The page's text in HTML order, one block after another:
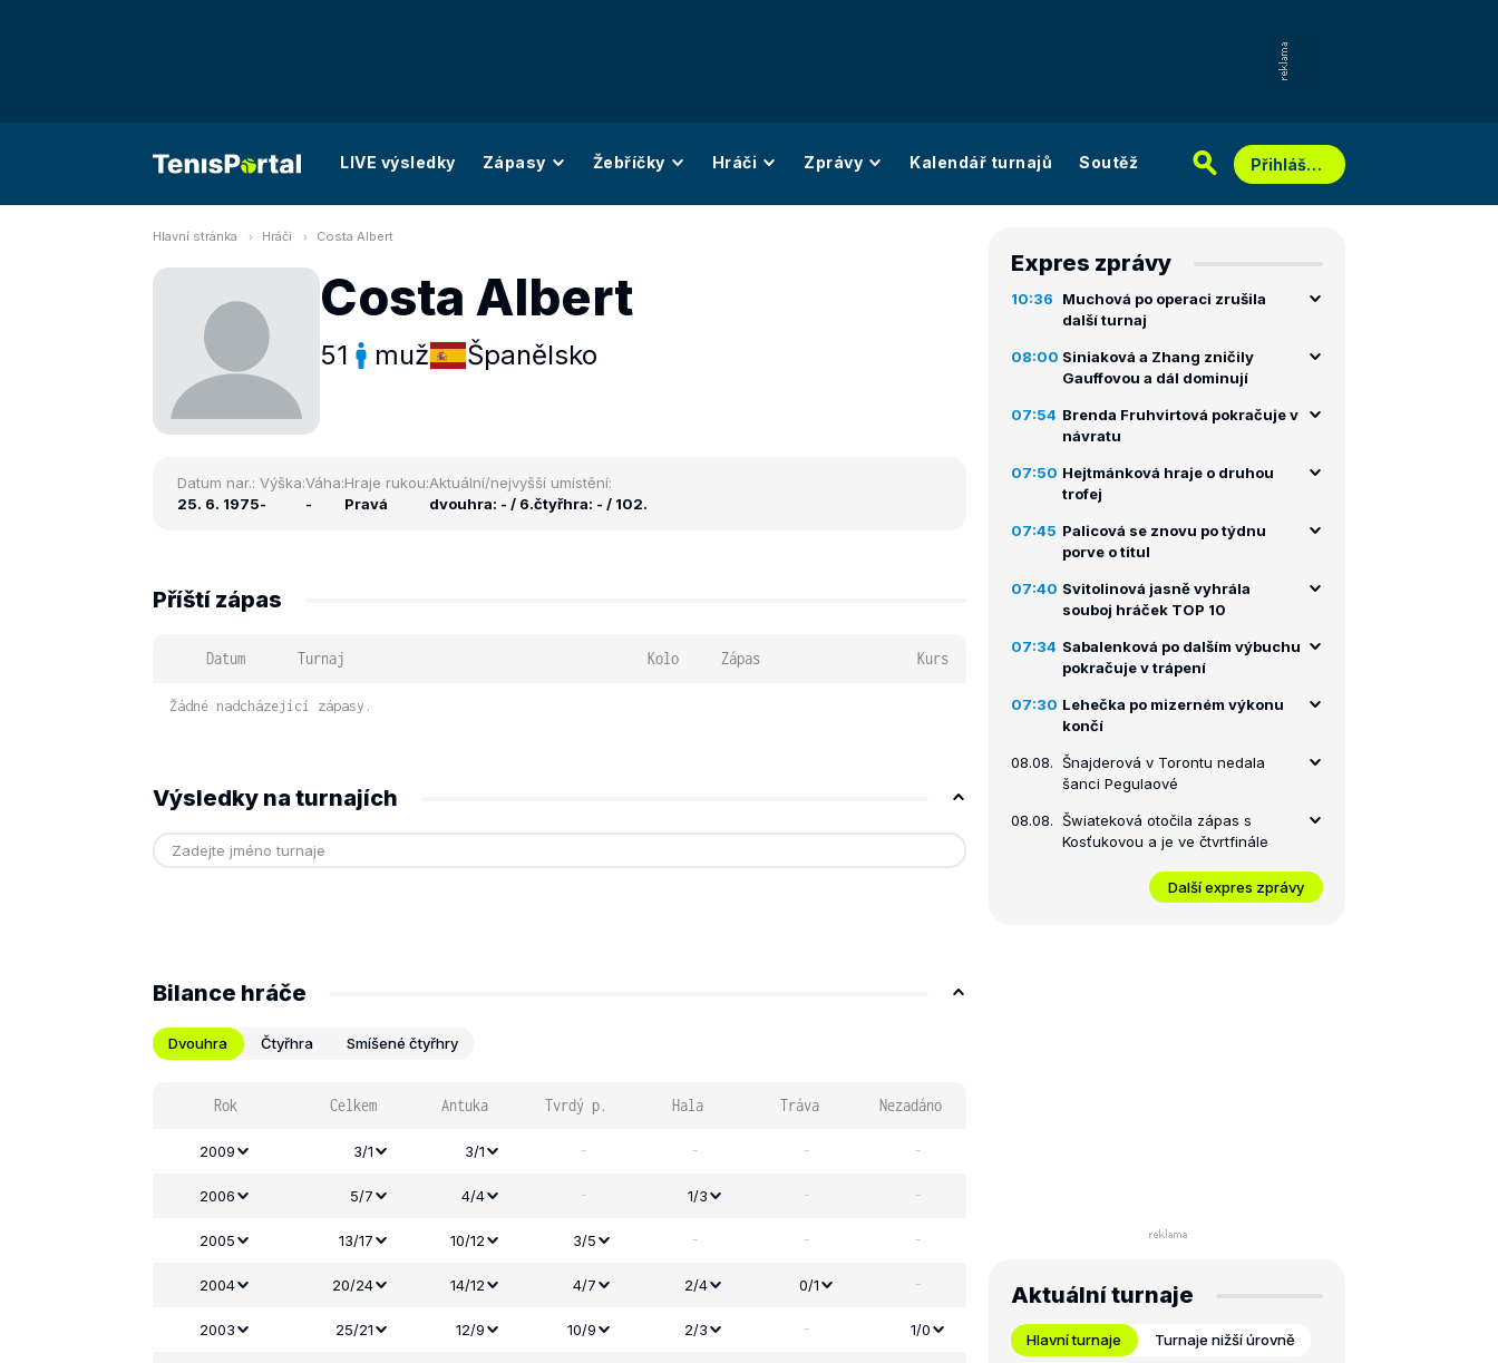
LIVE výsledky Zápasy Žebříčky Hráči Zprávy Kalendář turnajů Soutěž Přihlášení
Hlavní stránka Hráči Costa Albert
Costa Albert
51 muž Španělsko
Datum nar.:
25. 6. 1975
Výška:
-
Váha:
-
Hraje rukou:
Pravá
Aktuální/nejvyšší umístění:
dvouhra: - / 6.čtyřhra: - / 102.
Příští zápas
Datum Turnaj Kolo Zápas Kurs
Žádné nadcházející zápasy.
Výsledky na turnajích
Bilance hráče
Dvouhra Čtyřhra Smíšené čtyřhry
Rok Celkem Antuka Tvrdý p. Hala Tráva Nezadáno
2009 3/1 3/1 - - - -
2006 5/7 4/4 - 1/3 - -
2005 13/17 10/12 3/5 - - -
2004 20/24 14/12 4/7 2/4 0/1 -
2003 25/21 12/9 10/9 2/3 - 1/0
Expres zprávy
10:36
Muchová po operaci zrušila
další turnaj
08:00 Siniaková a Zhang zničily
Gauffovou a dál dominují
07:54 Brenda Fruhvirtová pokračuje v
návratu
07:50 Hejtmánková hraje o druhou
trofej
07:45 Palicová se znovu po týdnu
porve o titul
07:40 Svitolinová jasně vyhrála
souboj hráček TOP 10
07:34 Sabalenková po dalším výbuchu
pokračuje v trápení
07:30 Lehečka po mizerném výkonu
končí
08.08. Šnajderová v Torontu nedala
šanci Pegulaové
08.08. Šwiateková otočila zápas s
Kosťukovou a je ve čtvrtfinále
Další expres zprávy
Aktuální turnaje
Hlavní turnaje Turnaje nižší úrovně